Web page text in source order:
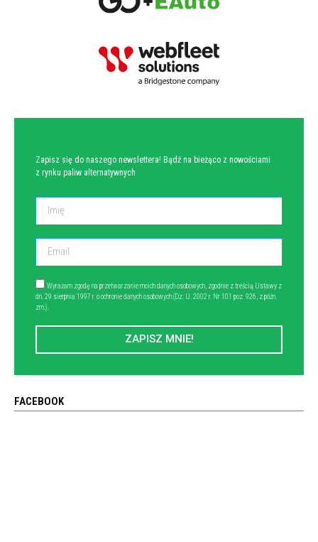
Zapisz się do naszego newslettera! Bądź na bieżąco z nowościami
z rynku paliw alternatywnych
Wyrażam zgodę na przetwarzanie moich danych osobowych, zgodnie z treścią Ustawy z
dn. 29 sierpnia 1997 r. o ochronie danych osobowych (Dz. U. 2002 r. Nr 101 poz. 926, z późn.
zm.).
ZAPISZ MNIE!
FACEBOOK